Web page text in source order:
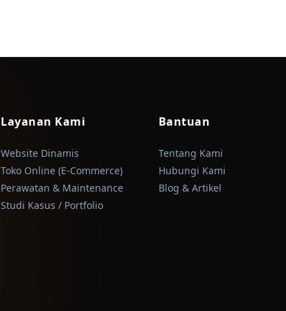
Layanan Kami
Website Dinamis
Toko Online (E-Commerce)
Perawatan & Maintenance
Studi Kasus / Portfolio
Bantuan
Tentang Kami
Hubungi Kami
Blog & Artikel